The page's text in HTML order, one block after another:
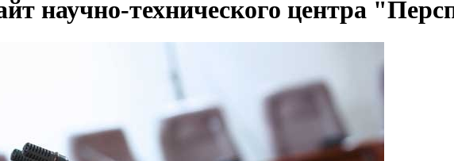
научно-технического центра